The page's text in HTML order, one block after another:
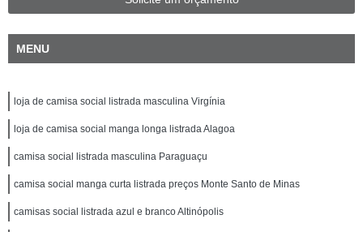
MENU
loja de camisa social listrada masculina Virgínia
loja de camisa social manga longa listrada Alagoa
camisa social listrada masculina Paraguaçu
camisa social manga curta listrada preços Monte Santo de Minas
camisas social listrada azul e branco Altinópolis